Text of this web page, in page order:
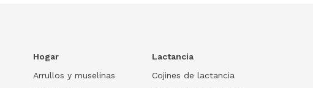
Hogar
Arrullos y muselinas
Lactancia
Cojines de lactancia